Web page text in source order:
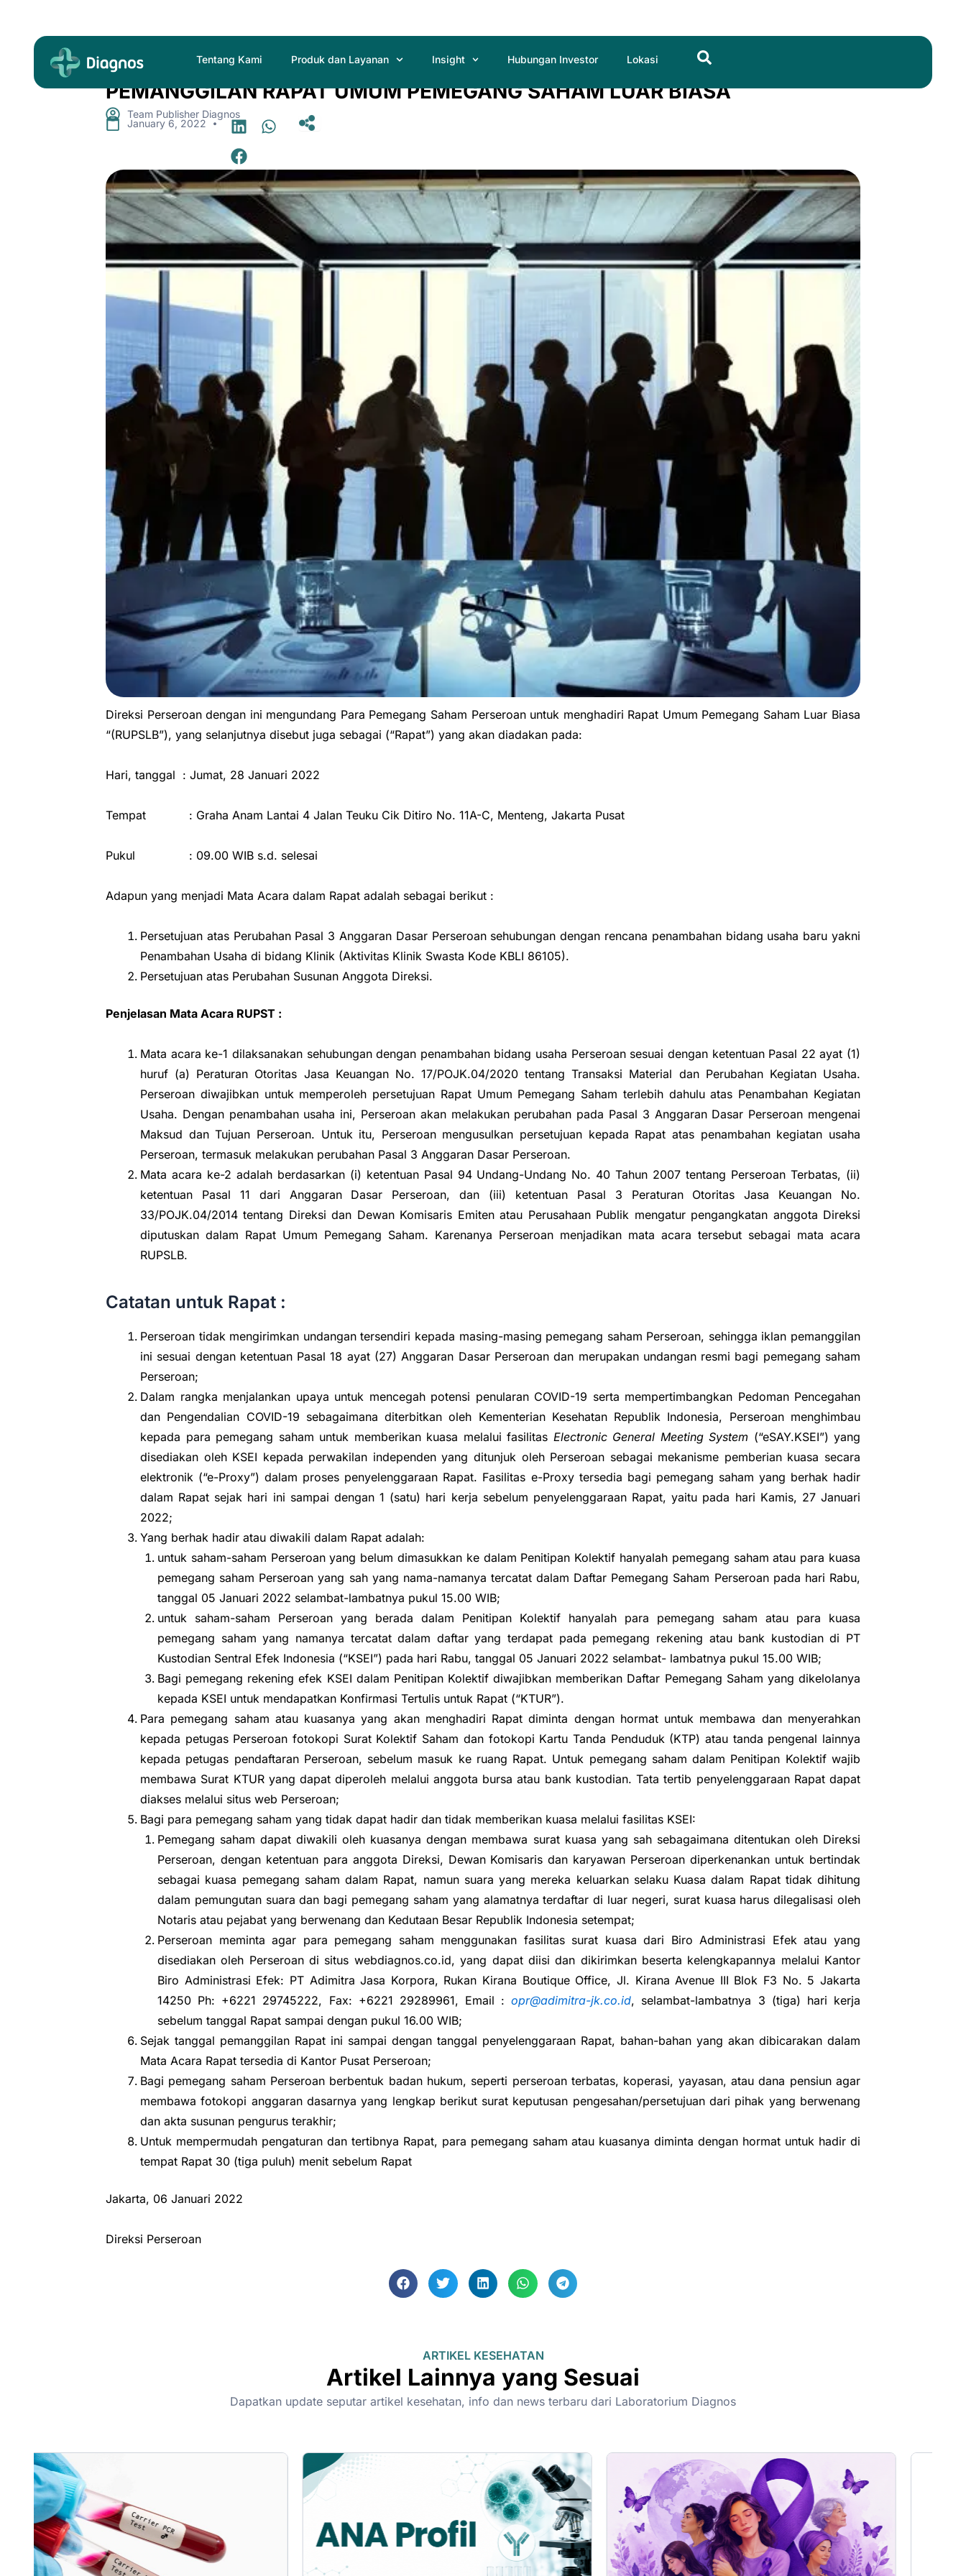
content
Tentang Kami Produk dan Layanan Insight Hubungan Investor Lokasi
PEMANGGILAN RAPAT UMUM PEMEGANG SAHAM LUAR BIASA
Team Publisher Diagnos
January 6, 2022 .
Direksi Perseroan dengan ini mengundang Para Pemegang Saham Perseroan untuk menghadiri Rapat Umum Pemegang Saham Luar Biasa
“(RUPSLB”), yang selanjutnya disebut juga sebagai (“Rapat”) yang akan diadakan pada:
Hari, tanggal : Jumat, 28 Januari 2022
Tempat : Graha Anam Lantai 4 Jalan Teuku Cik Ditiro No. 11A-C, Menteng, Jakarta Pusat
Pukul : 09.00 WIB s.d. selesai
Adapun yang menjadi Mata Acara dalam Rapat adalah sebagai berikut :
Persetujuan atas Perubahan Pasal 3 Anggaran Dasar Perseroan sehubungan dengan rencana penambahan bidang usaha baru yakni
Penambahan Usaha di bidang Klinik (Aktivitas Klinik Swasta Kode KBLI 86105).
Persetujuan atas Perubahan Susunan Anggota Direksi.
Penjelasan Mata Acara RUPST :
Mata acara ke-1 dilaksanakan sehubungan dengan penambahan bidang usaha Perseroan sesuai dengan ketentuan Pasal 22 ayat (1)
huruf (a) Peraturan Otoritas Jasa Keuangan No. 17/POJK.04/2020 tentang Transaksi Material dan Perubahan Kegiatan Usaha.
Perseroan diwajibkan untuk memperoleh persetujuan Rapat Umum Pemegang Saham terlebih dahulu atas Penambahan Kegiatan
Usaha. Dengan penambahan usaha ini, Perseroan akan melakukan perubahan pada Pasal 3 Anggaran Dasar Perseroan mengenai
Maksud dan Tujuan Perseroan. Untuk itu, Perseroan mengusulkan persetujuan kepada Rapat atas penambahan kegiatan usaha
Perseroan, termasuk melakukan perubahan Pasal 3 Anggaran Dasar Perseroan.
Mata acara ke-2 adalah berdasarkan (i) ketentuan Pasal 94 Undang-Undang No. 40 Tahun 2007 tentang Perseroan Terbatas, (ii)
ketentuan Pasal 11 dari Anggaran Dasar Perseroan, dan (iii) ketentuan Pasal 3 Peraturan Otoritas Jasa Keuangan No.
33/POJK.04/2014 tentang Direksi dan Dewan Komisaris Emiten atau Perusahaan Publik mengatur pengangkatan anggota Direksi
diputuskan dalam Rapat Umum Pemegang Saham. Karenanya Perseroan menjadikan mata acara tersebut sebagai mata acara
RUPSLB.
Catatan untuk Rapat :
Perseroan tidak mengirimkan undangan tersendiri kepada masing-masing pemegang saham Perseroan, sehingga iklan pemanggilan
ini sesuai dengan ketentuan Pasal 18 ayat (27) Anggaran Dasar Perseroan dan merupakan undangan resmi bagi pemegang saham
Perseroan;
Dalam rangka menjalankan upaya untuk mencegah potensi penularan COVID-19 serta mempertimbangkan Pedoman Pencegahan
dan Pengendalian COVID-19 sebagaimana diterbitkan oleh Kementerian Kesehatan Republik Indonesia, Perseroan menghimbau
kepada para pemegang saham untuk memberikan kuasa melalui fasilitas Electronic General Meeting System (“eSAY.KSEI”) yang
disediakan oleh KSEI kepada perwakilan independen yang ditunjuk oleh Perseroan sebagai mekanisme pemberian kuasa secara
elektronik (“e-Proxy”) dalam proses penyelenggaraan Rapat. Fasilitas e-Proxy tersedia bagi pemegang saham yang berhak hadir
dalam Rapat sejak hari ini sampai dengan 1 (satu) hari kerja sebelum penyelenggaraan Rapat, yaitu pada hari Kamis, 27 Januari
2022;
Yang berhak hadir atau diwakili dalam Rapat adalah:
untuk saham-saham Perseroan yang belum dimasukkan ke dalam Penitipan Kolektif hanyalah pemegang saham atau para kuasa
pemegang saham Perseroan yang sah yang nama-namanya tercatat dalam Daftar Pemegang Saham Perseroan pada hari Rabu,
tanggal 05 Januari 2022 selambat-lambatnya pukul 15.00 WIB;
untuk saham-saham Perseroan yang berada dalam Penitipan Kolektif hanyalah para pemegang saham atau para kuasa
pemegang saham yang namanya tercatat dalam daftar yang terdapat pada pemegang rekening atau bank kustodian di PT
Kustodian Sentral Efek Indonesia (“KSEI”) pada hari Rabu, tanggal 05 Januari 2022 selambat- lambatnya pukul 15.00 WIB;
Bagi pemegang rekening efek KSEI dalam Penitipan Kolektif diwajibkan memberikan Daftar Pemegang Saham yang dikelolanya
kepada KSEI untuk mendapatkan Konfirmasi Tertulis untuk Rapat (“KTUR”).
Para pemegang saham atau kuasanya yang akan menghadiri Rapat diminta dengan hormat untuk membawa dan menyerahkan
kepada petugas Perseroan fotokopi Surat Kolektif Saham dan fotokopi Kartu Tanda Penduduk (KTP) atau tanda pengenal lainnya
kepada petugas pendaftaran Perseroan, sebelum masuk ke ruang Rapat. Untuk pemegang saham dalam Penitipan Kolektif wajib
membawa Surat KTUR yang dapat diperoleh melalui anggota bursa atau bank kustodian. Tata tertib penyelenggaraan Rapat dapat
diakses melalui situs web Perseroan;
Bagi para pemegang saham yang tidak dapat hadir dan tidak memberikan kuasa melalui fasilitas KSEI:
Pemegang saham dapat diwakili oleh kuasanya dengan membawa surat kuasa yang sah sebagaimana ditentukan oleh Direksi
Perseroan, dengan ketentuan para anggota Direksi, Dewan Komisaris dan karyawan Perseroan diperkenankan untuk bertindak
sebagai kuasa pemegang saham dalam Rapat, namun suara yang mereka keluarkan selaku Kuasa dalam Rapat tidak dihitung
dalam pemungutan suara dan bagi pemegang saham yang alamatnya terdaftar di luar negeri, surat kuasa harus dilegalisasi oleh
Notaris atau pejabat yang berwenang dan Kedutaan Besar Republik Indonesia setempat;
Perseroan meminta agar para pemegang saham menggunakan fasilitas surat kuasa dari Biro Administrasi Efek atau yang
disediakan oleh Perseroan di situs webdiagnos.co.id, yang dapat diisi dan dikirimkan beserta kelengkapannya melalui Kantor
Biro Administrasi Efek: PT Adimitra Jasa Korpora, Rukan Kirana Boutique Office, Jl. Kirana Avenue III Blok F3 No. 5 Jakarta
14250 Ph: +6221 29745222, Fax: +6221 29289961, Email :opr@adimitra-jk.co.id, selambat-lambatnya 3 (tiga) hari kerja
sebelum tanggal Rapat sampai dengan pukul 16.00 WIB;
Sejak tanggal pemanggilan Rapat ini sampai dengan tanggal penyelenggaraan Rapat, bahan-bahan yang akan dibicarakan dalam
Mata Acara Rapat tersedia di Kantor Pusat Perseroan;
Bagi pemegang saham Perseroan berbentuk badan hukum, seperti perseroan terbatas, koperasi, yayasan, atau dana pensiun agar
membawa fotokopi anggaran dasarnya yang lengkap berikut surat keputusan pengesahan/persetujuan dari pihak yang berwenang
dan akta susunan pengurus terakhir;
Untuk mempermudah pengaturan dan tertibnya Rapat, para pemegang saham atau kuasanya diminta dengan hormat untuk hadir di
tempat Rapat 30 (tiga puluh) menit sebelum Rapat
Jakarta, 06 Januari 2022
Direksi Perseroan
ARTIKEL KESEHATAN
Artikel Lainnya yang Sesuai
Dapatkan update seputar artikel kesehatan, info dan news terbaru dari Laboratorium Diagnos